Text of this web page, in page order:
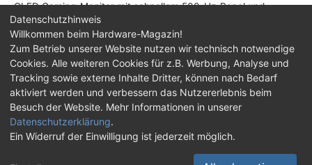
OLED Gaming-Monitor mit schnellem 500-Hz-Panel und
WQHD-Auflösung an. Wir haben den 27 Zoll großen Monitor auf
Herz und Nieren geprüft.
Impressum| Kontakt |Jobs |Datenschutz |
Consent‑Einstellungen |Haftungsausschluss
Feed Facebook
Twitch
Discord
Datenschutzhinweis
Willkommen beim Hardware-Magazin!
Zum Betrieb unserer Website nutzen wir technisch notwendige
Cookies. Alle weiteren Cookies für z.B. Werbung, Analyse und
Tracking sowie externe Inhalte Dritter, können nach Bedarf
aktiviert werden und verbessern das Nutzererlebnis beim
Besuch der Website. Mehr Informationen in unserer
Datenschutzerklärung.
Ein Widerruf der Einwilligung ist jederzeit möglich.